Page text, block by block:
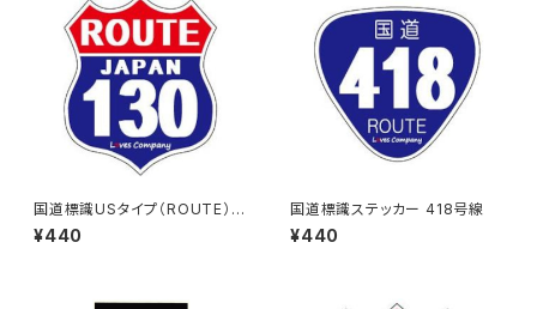
国道標識USタイプ（ROUTE）ス
テッカー 130号線
¥440
国道標識ステッカー 418号線
¥440